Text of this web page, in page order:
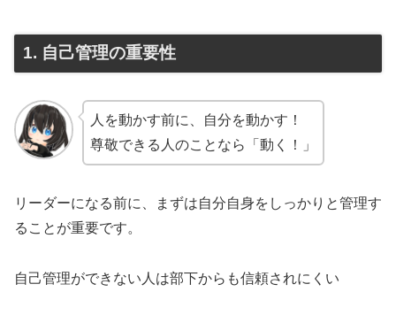
1. 自己管理の重要性
人を動かす前に、自分を動かす！
尊敬できる人のことなら「動く！」
リーダーになる前に、まずは自分自身をしっかりと管理す
ることが重要です。
自己管理ができない人は部下からも信頼されにくい